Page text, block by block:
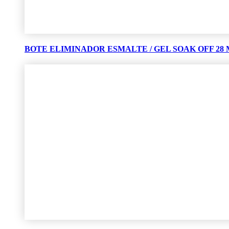
BOTE ELIMINADOR ESMALTE / GEL SOAK OFF 28